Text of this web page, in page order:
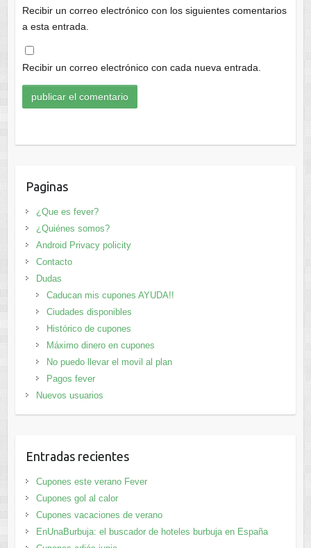
Recibir un correo electrónico con los siguientes comentarios
a esta entrada.
Recibir un correo electrónico con cada nueva entrada.
Paginas
¿Que es fever?
¿Quiénes somos?
Android Privacy policity
Contacto
Dudas
Caducan mis cupones AYUDA!!
Ciudades disponibles
Histórico de cupones
Máximo dinero en cupones
No puedo llevar el movil al plan
Pagos fever
Nuevos usuarios
Entradas recientes
Cupones este verano Fever
Cupones gol al calor
Cupones vacaciones de verano
EnUnaBurbuja: el buscador de hoteles burbuja en España